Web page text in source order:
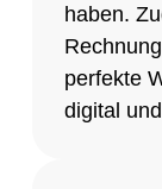
haben.
perfekte
digital